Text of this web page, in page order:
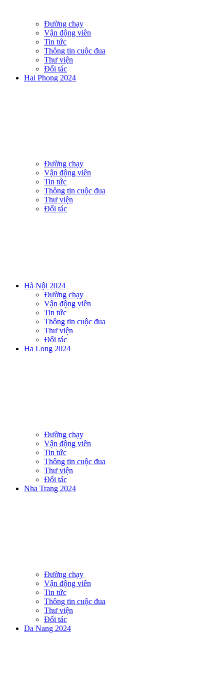
Đường chạy
Vận động viên
Tin tức
Thông tin cuộc đua
Thư viện
Đối tác
Hai Phong 2024
Đường chạy
Vận động viên
Tin tức
Thông tin cuộc đua
Thư viện
Đối tác
Hà Nội 2024
Đường chạy
Vận động viên
Tin tức
Thông tin cuộc đua
Thư viện
Đối tác
Ha Long 2024
Đường chạy
Vận động viên
Tin tức
Thông tin cuộc đua
Thư viện
Đối tác
Nha Trang 2024
Đường chạy
Vận động viên
Tin tức
Thông tin cuộc đua
Thư viện
Đối tác
Da Nang 2024